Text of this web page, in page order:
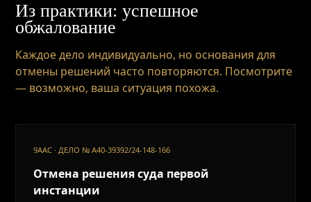
Из практики: успешное
обжалование
Каждое дело индивидуально, но основания для
отмены решений часто повторяются. Посмотрите
— возможно, ваша ситуация похожа.
9ААС · ДЕЛО № А40-39392/24-148-166
Отмена решения суда первой
инстанции